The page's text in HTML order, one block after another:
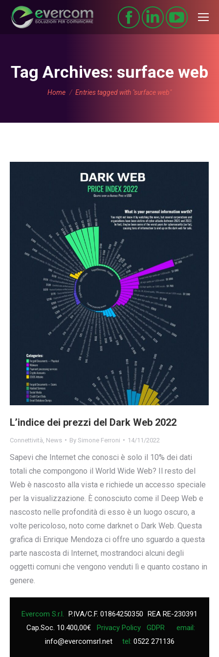
Tag Archives: surface web
You are here:
Home Entries tagged with "surface web"
L’indice dei prezzi del Dark Web 2022
Connettività News By Simone Ferroni 14/11/2022
Sapevi che Internet che conosci è solo il 10% dei dati
totali che compongono il World Wide Web? Il resto del
Web è nascosto alla vista e richiede un accesso speciale
per la visualizzazione. È conosciuto come il Deep Web e
nascosto nelle profondità di esso è un luogo oscuro, a
volte pericoloso, noto come darknet o Dark Web. Questa
grafica di Enrique Mendoza ci offre uno sguardo a questa
parte nascosta di Internet, mostrandoci alcuni degli
oggetti comuni che vengono venduti lì e quanto costano in
genere.
Evercom S.r.l. P.IVA/C.F. 01864250350 REA RE-230391
Cap.Soc. 10.400,00€
Privacy Policy GDPR
email:
info@evercomsrl.net
tel: 0522 271136